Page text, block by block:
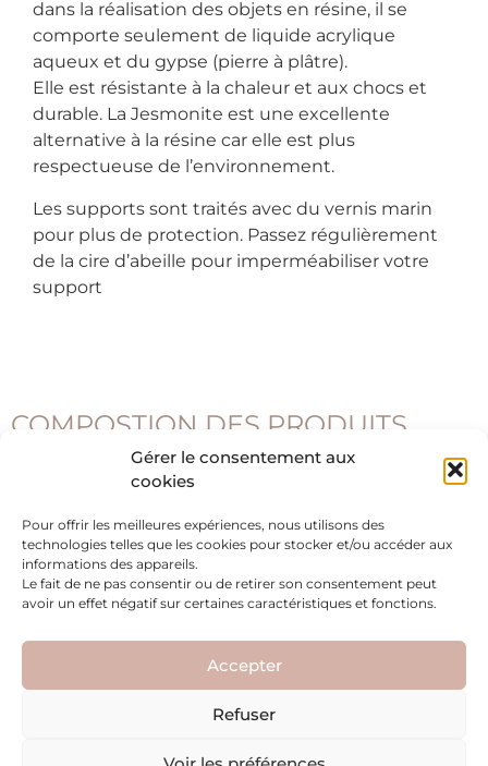
Gérer le consentement aux
cookies
Pour offrir les meilleures expériences, nous utilisons des
technologies telles que les cookies pour stocker et/ou accéder aux
informations des appareils.
Le fait de ne pas consentir ou de retirer son consentement peut
avoir un effet négatif sur certaines caractéristiques et fonctions.
Accepter
Refuser
dans la réalisation des objets en résine, il se
comporte seulement de liquide acrylique
aqueux et du gypse (pierre à plâtre).
Elle est résistante à la chaleur et aux chocs et
durable. La Jesmonite est une excellente
alternative à la résine car elle est plus
respectueuse de l’environnement.
Les supports sont traités avec du vernis marin
pour plus de protection. Passez régulièrement
de la cire d’abeille pour imperméabiliser votre
support
COMPOSTION DES PRODUITS
Parfum de Grasse
Résine acrylique (Jesmonite)